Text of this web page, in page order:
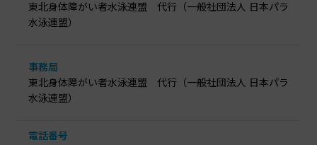
東北身体障がい者水泳連盟 代行（一般社団法人 日本パラ
水泳連盟）
事務局
東北身体障がい者水泳連盟 代行（一般社団法人 日本パラ
水泳連盟）
電話番号